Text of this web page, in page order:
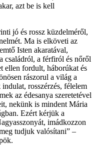
azt be is kell
jó és rossz küzdelméről,
Ma is elköveti az
Isten akaratával,
családról, a férfiról és nőről
ellen fordult, háborúkat és
rászorul a világ a
rosszérzés, félelem
az édesanya szeretetével
nekünk is mindent Mária
Ezért kérjük a
imádkozzon
tudjuk valósítani” –